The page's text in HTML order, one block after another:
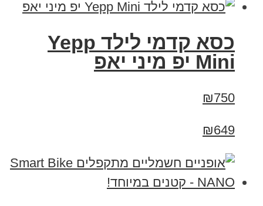
כסא קדמי לילד Yepp
Mini יפ מיני יאפ
₪750
₪649